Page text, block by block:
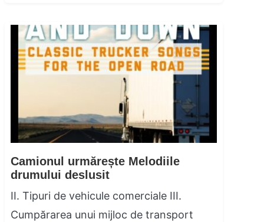
Camionul urmărește Melodiile
drumului deslusit
II. Tipuri de vehicule comerciale III.
Cumpărarea unui mijloc de transport